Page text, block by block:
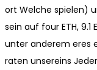
ort Welche spielen)
sein auf four ETH,
unter anderem eres
raten unsereins